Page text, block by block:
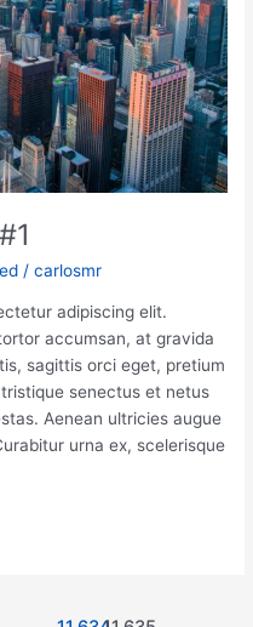
/carlosmr
adipiscing elit.
accumsan, at gravida
sagittis orci eget, pretium
senectus et netus
Aenean ultricies augue
urna ex, scelerisque